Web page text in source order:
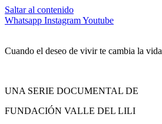
Saltar al contenido
Whatsapp InstagramYoutube
Cuando el deseo de vivir te cambia la vida
UNA SERIE DOCUMENTAL DE
FUNDACIÓN VALLE DEL LILI